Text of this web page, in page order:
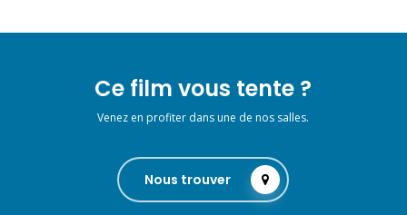
Ce film vous tente ?
Venez en profiter dans une de nos salles.
Nous trouver